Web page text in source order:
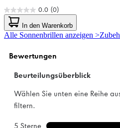
0.0 (0)
0.0
von
5
Sternen.
In den Warenkorb
Alle Sonnenbrillen anzeigen >